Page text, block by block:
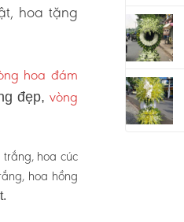
hoa tặng
hoa đám
đẹp,vòng
hoa cúc
hoa hồng